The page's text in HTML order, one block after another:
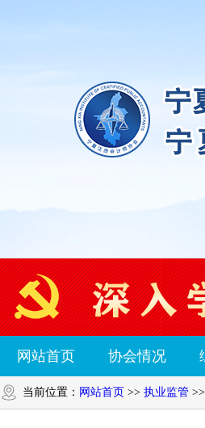
网站首页 协会情况
当前位置： 网站首页 >> 执业监管 >>